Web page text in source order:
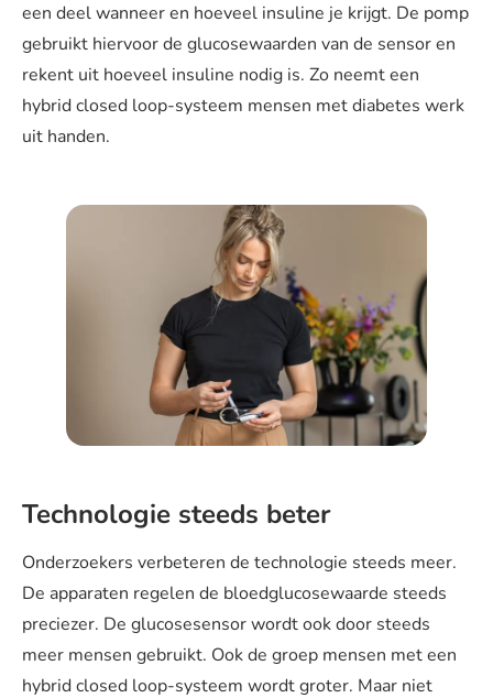
een deel wanneer en hoeveel insuline je krijgt. De pomp
gebruikt hiervoor de glucosewaarden van de sensor en
rekent uit hoeveel insuline nodig is. Zo neemt een
hybrid closed loop-systeem mensen met diabetes werk
uit handen.
Technologie steeds beter
Onderzoekers verbeteren de technologie steeds meer.
De apparaten regelen de bloedglucosewaarde steeds
preciezer. De glucosesensor wordt ook door steeds
meer mensen gebruikt. Ook de groep mensen met een
hybrid closed loop-systeem wordt groter. Maar niet